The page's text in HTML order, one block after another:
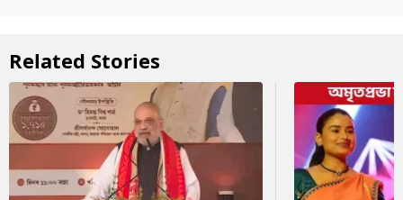
Related Stories